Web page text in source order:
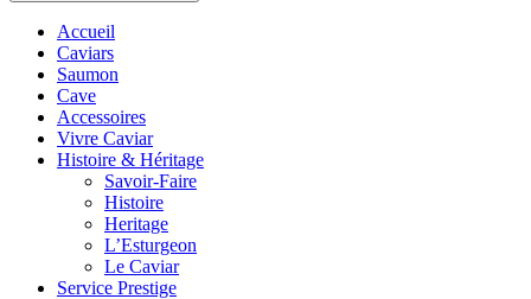
Accueil
Caviars
Saumon
Cave
Accessoires
Vivre Caviar
Histoire & Héritage
Savoir-Faire
Histoire
Heritage
L’Esturgeon
Le Caviar
Service Prestige